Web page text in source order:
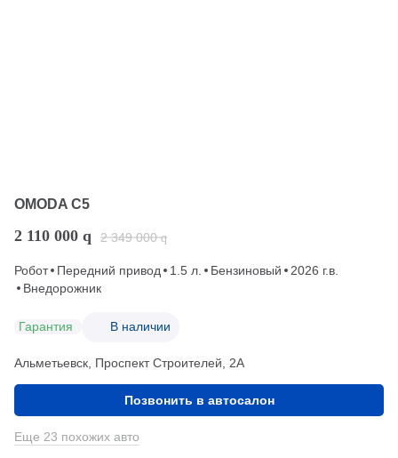
OMODA C5
2 110 000 q 2 349 000 q
Робот Передний привод 1.5 л. Бензиновый
2026 г.в.
Внедорожник
Гарантия В наличии
Альметьевск, Проспект Строителей, 2А
Позвонить в автосалон
Еще 23 похожих авто